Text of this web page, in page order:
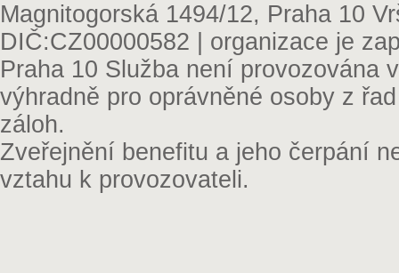
Magnitogorská 1494/12, Praha 10
DIČ:CZ00000582 | organizace je
Praha 10 Služba není provozována
výhradně pro oprávněné osoby z
záloh.
Zveřejnění benefitu a jeho čerpání
vztahu k provozovateli.